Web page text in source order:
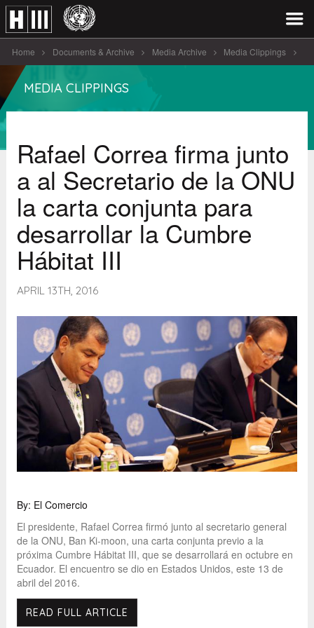
Home Documents & Archive Media Archive Media Clippings
Rafael Correa firma junto a al [...]
MEDIA CLIPPINGS
Rafael Correa firma junto
a al Secretario de la ONU
la carta conjunta para
desarrollar la Cumbre
Hábitat III
APRIL 13TH, 2016
By: El Comercio
El presidente, Rafael Correa firmó junto al secretario general
de la ONU, Ban Ki-moon, una carta conjunta previo a la
próxima Cumbre Hábitat III, que se desarrollará en octubre en
Ecuador. El encuentro se dio en Estados Unidos, este 13 de
abril del 2016.
READ FULL ARTICLE